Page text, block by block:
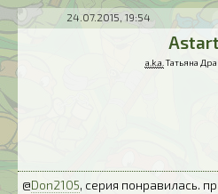
24.07.2015, 19:54
a.k.a. Татьяна
@Don2105, серия понравилась.